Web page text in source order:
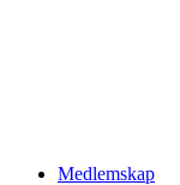
Medlemskap